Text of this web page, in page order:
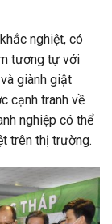
nghiệt, có
tương tự với
giành giật
cạnh tranh về
nghiệp có thể
trên thị trường.